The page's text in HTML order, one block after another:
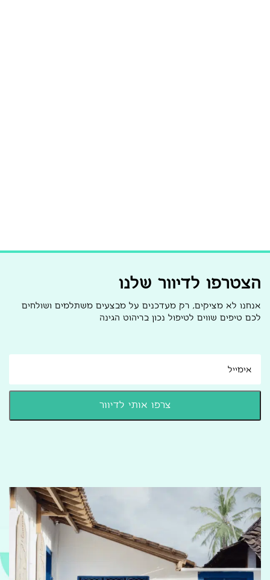
הצטרפו לדיוור שלנו
אנחנו לא מציקים, רק מעדכנים על מבצעים משתלמים ושולחים
לכם טיפים שווים לטיפול נכון בריהוט הגינה